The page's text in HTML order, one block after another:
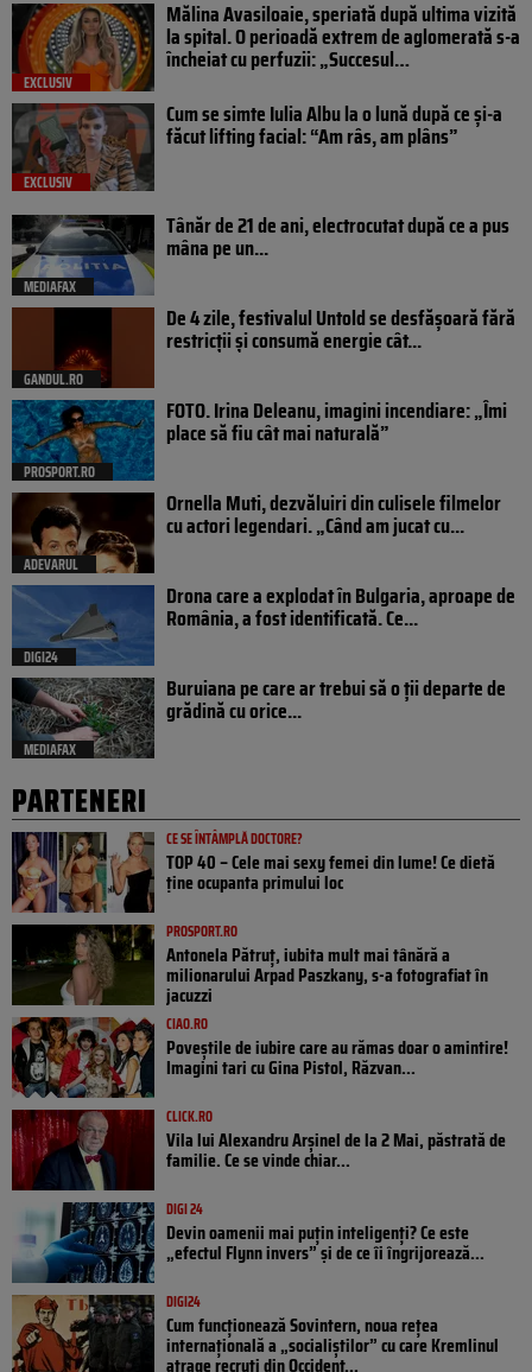
EXCLUSIV
Mălina Avasiloaie, speriată după ultima vizită
la spital. O perioadă extrem de aglomerată s-a
încheiat cu perfuzii: „Succesul…
EXCLUSIV
Cum se simte Iulia Albu la o lună după ce și-a
făcut lifting facial: “Am râs, am plâns”
MEDIAFAX
Tânăr de 21 de ani, electrocutat după ce a pus
mâna pe un...
GANDUL.RO
De 4 zile, festivalul Untold se desfășoară fără
restricții și consumă energie cât...
PROSPORT.RO
FOTO. Irina Deleanu, imagini incendiare: „Îmi
place să fiu cât mai naturală”
ADEVARUL
Ornella Muti, dezvăluiri din culisele filmelor
cu actori legendari. „Când am jucat cu...
DIGI24
Drona care a explodat în Bulgaria, aproape de
România, a fost identificată. Ce...
MEDIAFAX
Buruiana pe care ar trebui să o ții departe de
grădină cu orice...
PARTENERI
CE SE ÎNTÂMPLĂ DOCTORE?
TOP 40 – Cele mai sexy femei din lume! Ce dietă
ține ocupanta primului loc
PROSPORT.RO
Antonela Pătruț, iubita mult mai tânără a
milionarului Arpad Paszkany, s-a fotografiat în
jacuzzi
CIAO.RO
Poveştile de iubire care au rămas doar o amintire!
Imagini tari cu Gina Pistol, Răzvan...
CLICK.RO
Vila lui Alexandru Arșinel de la 2 Mai, păstrată de
familie. Ce se vinde chiar...
DIGI 24
Devin oamenii mai puțin inteligenți? Ce este
„efectul Flynn invers” și de ce îi îngrijorează...
DIGI24
Cum funcționează Sovintern, noua rețea
internațională a „socialiștilor” cu care Kremlinul
atrage recruți din Occident...